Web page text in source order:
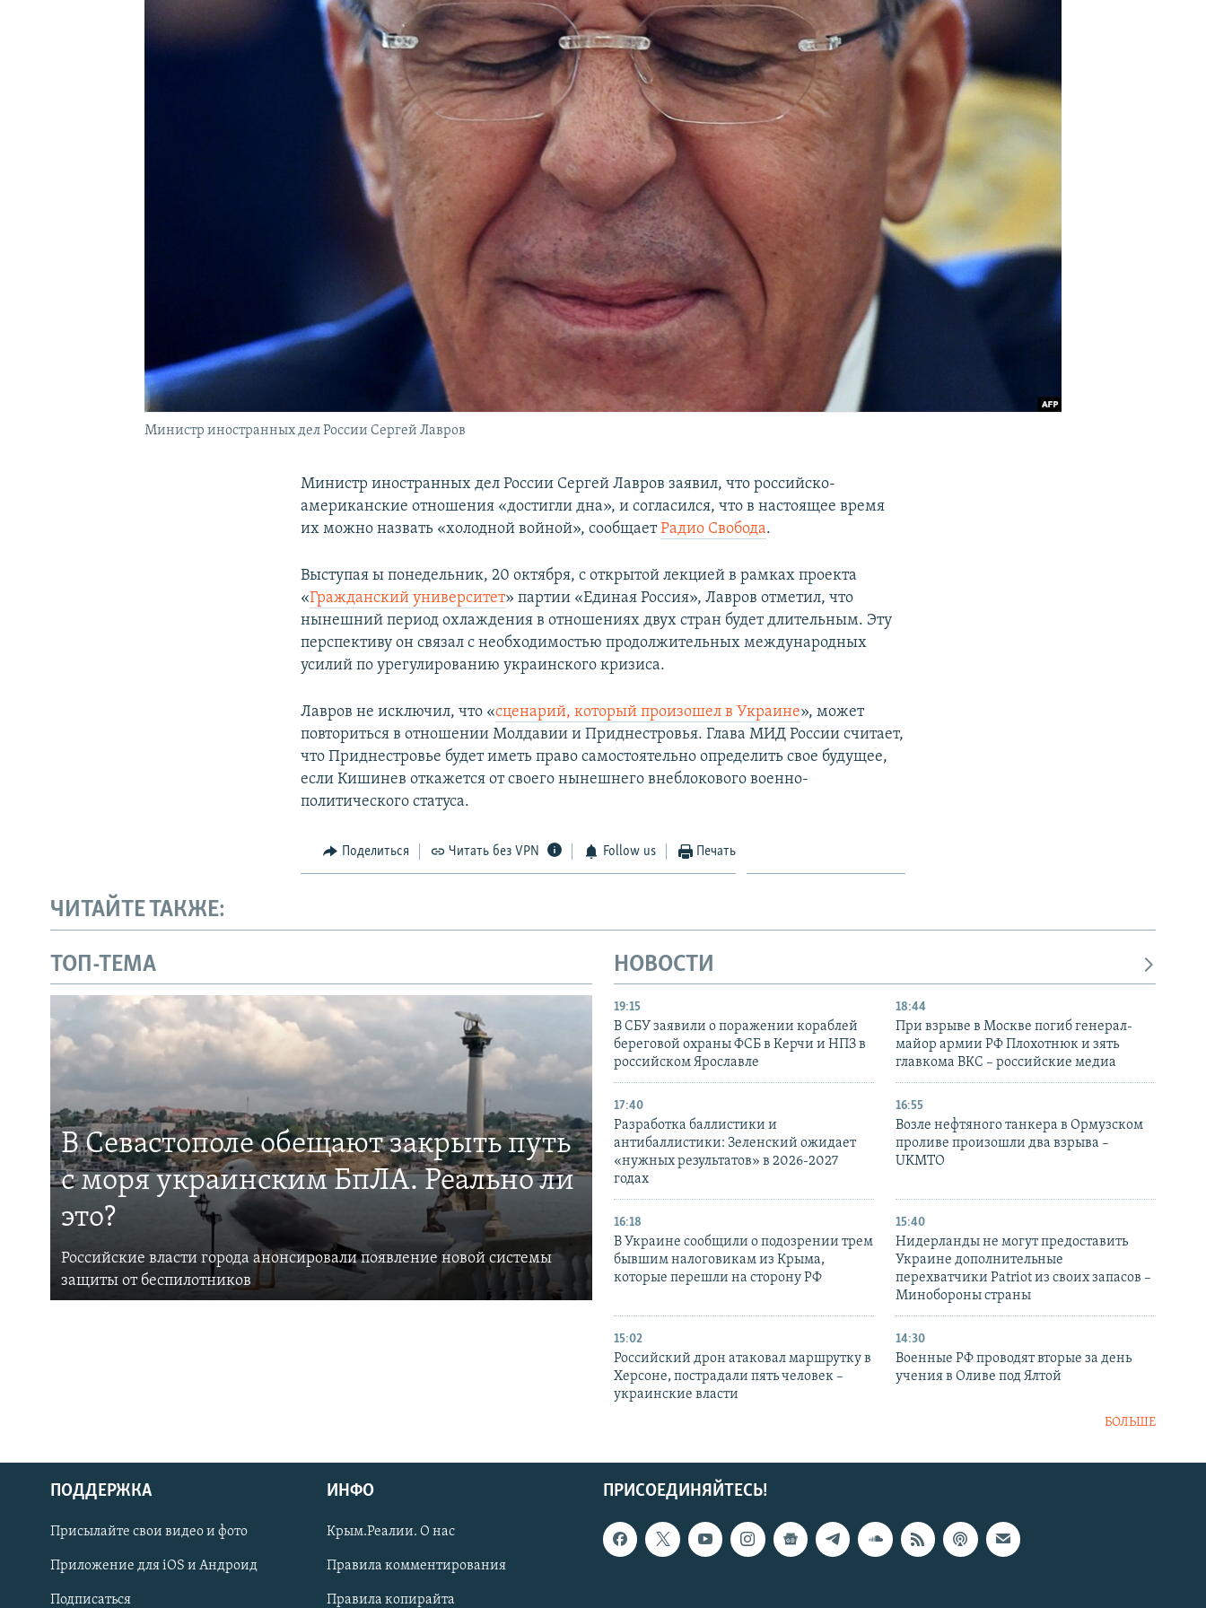
Українською
Qırımtatar
Министр иностранных дел России Сергей Лавров
Министр иностранных дел России Сергей Лавров заявил, что российско-
американские отношения «достигли дна», и согласился, что в настоящее время
их можно назвать «холодной войной», сообщаетРадио Свобода.
Выступая ы понедельник, 20 октября, с открытой лекцией в рамках проекта
«Гражданский университет» партии «Единая Россия», Лавров отметил, что
нынешний период охлаждения в отношениях двух стран будет длительным. Эту
перспективу он связал с необходимостью продолжительных международных
усилий по урегулированию украинского кризиса.
Лавров не исключил, что «сценарий, который произошел в Украине», может
повториться в отношении Молдавии и Приднестровья. Глава МИД России считает,
что Приднестровье будет иметь право самостоятельно определить свое будущее,
если Кишинев откажется от своего нынешнего внеблокового военно-
политического статуса.
Поделиться Читать без VPN Follow us Печать
ЧИТАЙТЕ ТАКЖЕ:
ТОП-ТЕМА
В Севастополе обещают закрыть путь
с моря украинским БпЛА. Реально ли
это?
Российские власти города анонсировали появление новой системы
защиты от беспилотников
НОВОСТИ
19:15
В СБУ заявили о поражении кораблей
береговой охраны ФСБ в Керчи и НПЗ в
российском Ярославле
18:44
При взрыве в Москве погиб генерал-
майор армии РФ Плохотнюк и зять
главкома ВКС – российские медиа
17:40
Разработка баллистики и
антибаллистики: Зеленский ожидает
«нужных результатов» в 2026-2027
годах
16:55
Возле нефтяного танкера в Ормузском
проливе произошли два взрыва –
UKMTO
16:18
В Украине сообщили о подозрении трем
бывшим налоговикам из Крыма,
которые перешли на сторону РФ
15:40
Нидерланды не могут предоставить
Украине дополнительные
перехватчики Patriot из своих запасов –
Минобороны страны
15:02
Российский дрон атаковал маршрутку в
Херсоне, пострадали пять человек –
украинские власти
14:30
Военные РФ проводят вторые за день
учения в Оливе под Ялтой
БОЛЬШЕ
ПРИСОЕДИНЯЙТЕСЬ!
ПОДДЕРЖКА
Присылайте свои видео и фото
Приложение для iOS и Андроид
Подписаться
ИНФО
Крым.Реалии. О нас
Правила комментирования
Правила копирайта